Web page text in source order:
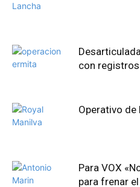
con
Operativo de
Para VOX
para frenar